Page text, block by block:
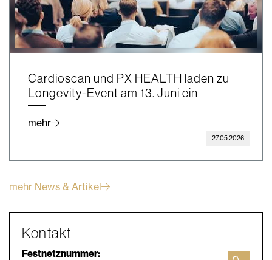
Cardioscan und PX HEALTH laden zu
Longevity-Event am 13. Juni ein
mehr
27.05.2026
mehr News & Artikel
Kontakt
Festnetznummer: